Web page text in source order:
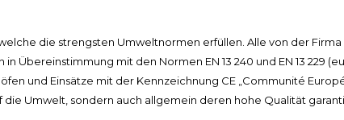
die strengsten Umweltnormen erfüllen. Alle von der
Übereinstimmung mit den Normen EN 13 240 und EN 13 229
und Einsätze mit der Kennzeichnung CE „Communité
Umwelt, sondern auch allgemein deren hohe Qualität